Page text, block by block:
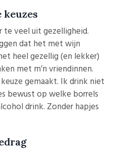
te veel uit gezelligheid.
dat het met wijn
heel gezellig (en lekker)
met m’n vriendinnen.
gemaakt. Ik drink niet
bewust op welke borrels
drink. Zonder hapjes